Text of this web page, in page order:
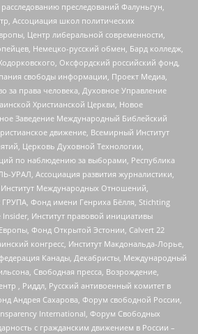
преследований Фалуньгун,
Ассоциация школ политических
Центр либеральной современности,
Немецко-русский обмен, Бард колледж,
Оксфордский российский фонд,
свободы информации, Проект Медиа,
за права человека, Духовное Управление
Христианской Церкви, Новое
Заведение Международный Библейский
движение, Всемирный Институт
Церковь Духовной Технологии,
по наблюдению за выборами, Республика
Ассоциация развития журналистики,
Международных Отношений,
Фонд имени Генриха Бёлля, Stichting
Институт правовой инициативы
Фонд Открытой Эстонии, Calvert 22
конгресс, Институт Макдональда-Лорье,
Канады, Декабристы, Международный
Свободная пресса, Возрождение,
, Риддл, Русский антивоенный комитет в
Андрея Сахарова, Форум свободной России,
International, Форум Свободных
с гражданским движением в России –